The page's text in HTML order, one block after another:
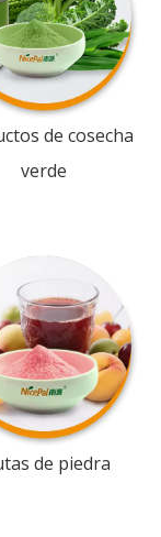
de cosecha
verde
de piedra